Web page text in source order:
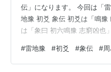
伝」になります。 今回は「
地豫 初爻 象伝 初爻は「鳴
は「象曰 初六鳴豫 志窮凶也
「雷地豫」は最初「坤」で「
ら、しっかり準備して行動
#雷地豫 #初爻 #象伝 #